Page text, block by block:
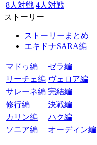
8人対戦 4人対戦
ストーリー
ストーリーまとめ
エキドナSARA編
マドゥ編
ゼラ編
リーチェ編 ヴェロア編
サレーネ編 完結編
修行編
決戦編
カリン編
ハク編
ソニア編
オーディン編